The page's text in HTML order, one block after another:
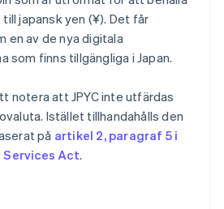
japansk yen (¥). Det får
en av de nya digitala
som finns tillgängliga i Japan.
notera att JPYC inte utfärdas
Istället tillhandahålls den
på artikel 2, paragraf 5 i
Services Act.